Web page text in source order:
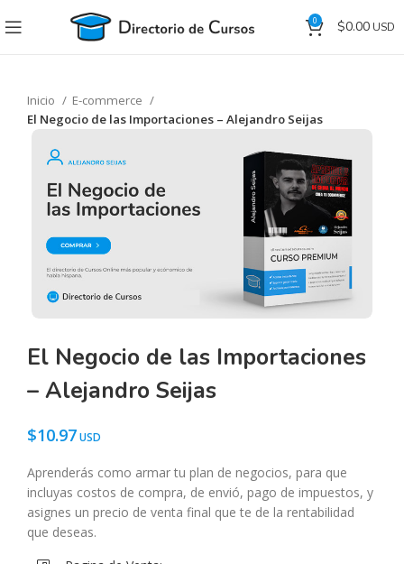
0 $0.00
Inicio
E-commerce
El Negocio de las Importaciones – Alejandro Seijas
El Negocio de las Importaciones
– Alejandro Seijas
$10.97
Aprenderás como armar tu plan de negocios, para que
incluyas costos de compra, de envió, pago de impuestos, y
asignes un precio de venta final que te de la rentabilidad
que deseas.